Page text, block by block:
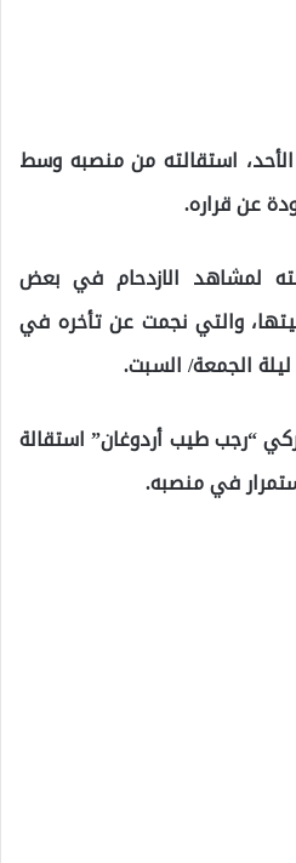
الأحد، استقالته من منصبه وسط
عن قراره.
لمشاهد الازدحام في بعض
والتي نجمت عن تأخره في
الجمعة/ السبت.
“رجب طيب أردوغان” استقالة
في منصبه.